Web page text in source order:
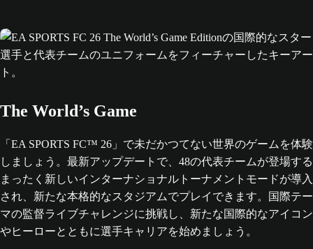
The World’s Game
「EA SPORTS FC™ 26」で未だかつてない世界のゲームを体験
しましょう。最新アップデートで、48の代表チームが登場する
まったく新しいインターナショナルトーナメントモードが導入
され、新たな本格的なスタジアムでプレイできます。国際テー
マの監督ライブチャレンジに挑戦し、新たな国際的なアイコン
やヒーローとともに選手キャリアを始めましょう。